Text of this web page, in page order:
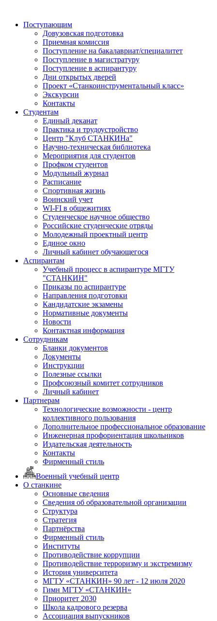
Поступающим
Довузовская подготовка
Приемная комиссия
Поступление на бакалавриат/специалитет
Поступление в магистратуру
Поступление в аспирантуру
Дни открытых дверей
Проект «Станкоинструментальный класс»
Экскурсии
Контакты
Студентам
Единый деканат
Практика и трудоустройство
Центр "Клуб СТАНКИНа"
Научно-техническая библиотека
Мероприятия для студентов
Профком студентов
Модульный журнал
Расписание
Спортивная жизнь
Воинский учет
WI-FI в общежитиях
Студенческое научное общество
Российские студенческие отряды
Молодежный проектный центр
Единое окно
Личный кабинет обучающегося
Аспирантам
Учебный процесс в аспирантуре МГТУ
"СТАНКИН"
Приказы по аспирантуре
Направления подготовки
Кандидатские экзамены
Нормативные документы
Новости
Контактная информация
Сотрудникам
Бланки документов
Документы
Инструкции
Полезные ссылки
Профсоюзный комитет сотрудников
Личный кабинет
Партнерам
Технологические возможности - центр
коллективного пользования
Дополнительное профессиональное образование
Инженерная профориентация школьников
Издательская деятельность
Контакты
Фирменный стиль
Военный учебный центр
О станкине
Основные сведения
Сведения об образовательной организации
Структура
Стратегия
Партнёрства
Фирменный стиль
Институты
Противодействие коррупции
Противодействие терроризму и экстремизму
История университета
МГТУ «СТАНКИН» 90 лет - 12 июля 2020
Гимн МГТУ «СТАНКИН»
Приоритет 2030
Школа кадрового резерва
Ассоциация выпускников